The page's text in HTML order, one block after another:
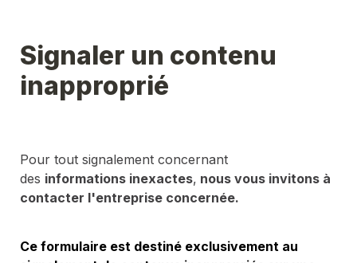
Signaler un contenu
inapproprié
Pour tout signalement concernant
des informations inexactes, nous vous invitons à
contacter l'entreprise concernée.
Ce formulaire est destiné exclusivement au